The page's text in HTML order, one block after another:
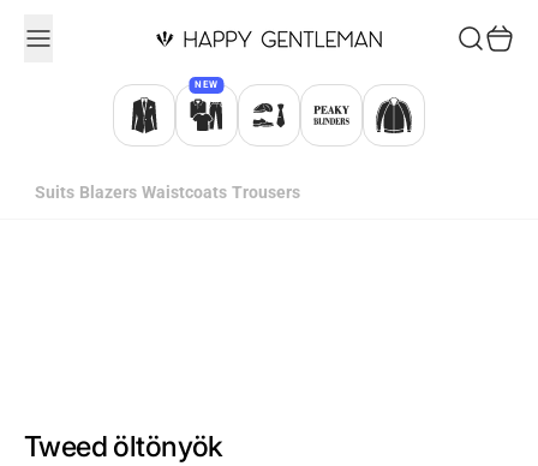
Keresés
Kosár
NEW
Suits Blazers Waistcoats Trousers
Tweed öltönyök